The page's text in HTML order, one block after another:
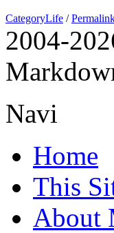
CategoryLife /
2004-
Navi
Home
This
About